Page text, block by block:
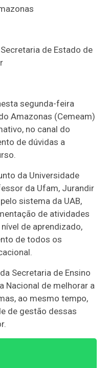
de Estado de
segunda-feira
Amazonas (Cemeam)
no canal do
de dúvidas a
da Universidade
da Ufam, Jurandir
sistema da UAB,
de atividades
de aprendizado,
de todos os
Secretaria de Ensino
Nacional de melhorar a
ao mesmo tempo,
de gestão dessas